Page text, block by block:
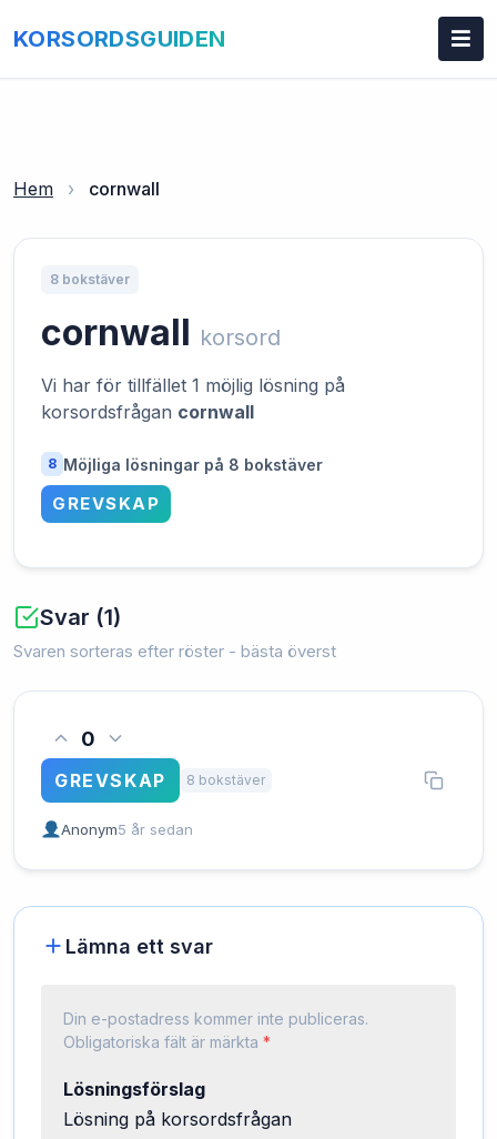
KORSORDSGUIDEN
Hem › cornwall
8 bokstäver
cornwall korsord
Vi har för tillfället 1 möjlig lösning på
korsordsfrågan cornwall
8 Möjliga lösningar på 8 bokstäver
GREVSKAP
Svar (1)
Svaren sorteras efter röster - bästa överst
0
GREVSKAP 8 bokstäver
Anonym5 år sedan
Lämna ett svar
Din e-postadress kommer inte publiceras.
Obligatoriska fält är märkta *
Lösningsförslag
Lösning på korsordsfrågan